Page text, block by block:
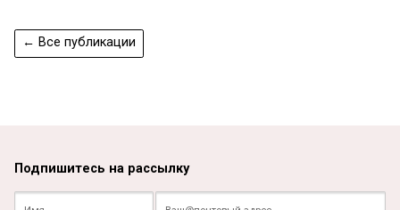
← Все публикации
Подпишитесь на рассылку